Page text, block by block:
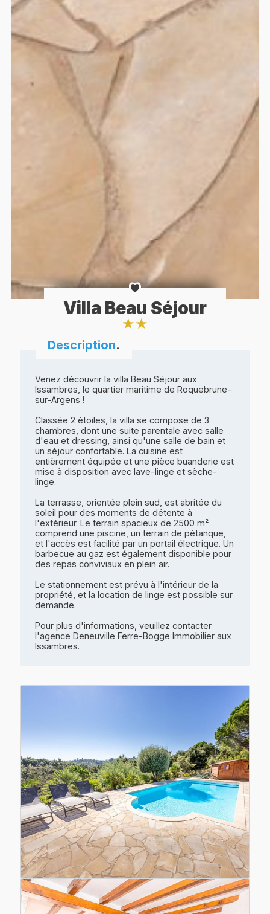
Villa Beau Séjour
★★
Description.
Venez découvrir la villa Beau Séjour aux
Issambres, le quartier maritime de Roquebrune-
sur-Argens !
Classée 2 étoiles, la villa se compose de 3
chambres, dont une suite parentale avec salle
d'eau et dressing, ainsi qu'une salle de bain et
un séjour confortable. La cuisine est
entièrement équipée et une pièce buanderie est
mise à disposition avec lave-linge et sèche-
linge.
La terrasse, orientée plein sud, est abritée du
soleil pour des moments de détente à
l'extérieur. Le terrain spacieux de 2500 m²
comprend une piscine, un terrain de pétanque,
et l'accès est facilité par un portail électrique. Un
barbecue au gaz est également disponible pour
des repas conviviaux en plein air.
Le stationnement est prévu à l'intérieur de la
propriété, et la location de linge est possible sur
demande.
Pour plus d'informations, veuillez contacter
l'agence Deneuville Ferre-Bogge Immobilier aux
Issambres.